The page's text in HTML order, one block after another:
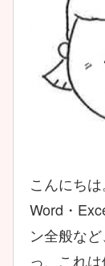
こんにち
Word・
ン全般な
っ、これ